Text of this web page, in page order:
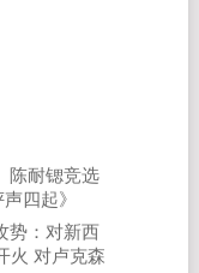
陈耐锶竞选
四起》
势：对新西
火 对卢克森